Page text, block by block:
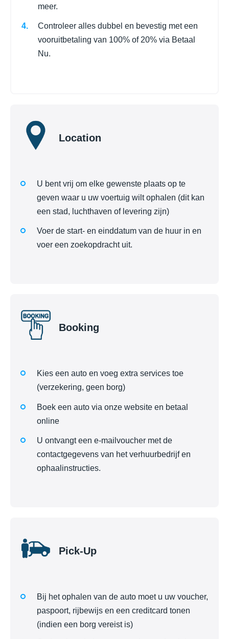
meer.
Controleer alles dubbel en bevestig met een
vooruitbetaling van 100% of 20% via Betaal
Nu.
Location
U bent vrij om elke gewenste plaats op te
geven waar u uw voertuig wilt ophalen (dit kan
een stad, luchthaven of levering zijn)
Voer de start- en einddatum van de huur in en
voer een zoekopdracht uit.
Booking
Kies een auto en voeg extra services toe
(verzekering, geen borg)
Boek een auto via onze website en betaal
online
U ontvangt een e-mailvoucher met de
contactgegevens van het verhuurbedrijf en
ophaalinstructies.
Pick-Up
Bij het ophalen van de auto moet u uw voucher,
paspoort, rijbewijs en een creditcard tonen
(indien een borg vereist is)